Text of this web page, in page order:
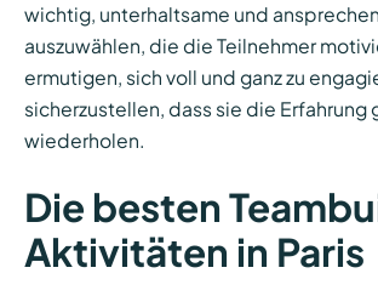
wichtig, unterhaltsame und
auszuwählen, die die Teilnehmer
ermutigen, sich voll und ganz zu
sicherzustellen, dass sie die Erfahrung
wiederholen.
Die besten
Aktivitäten in Paris